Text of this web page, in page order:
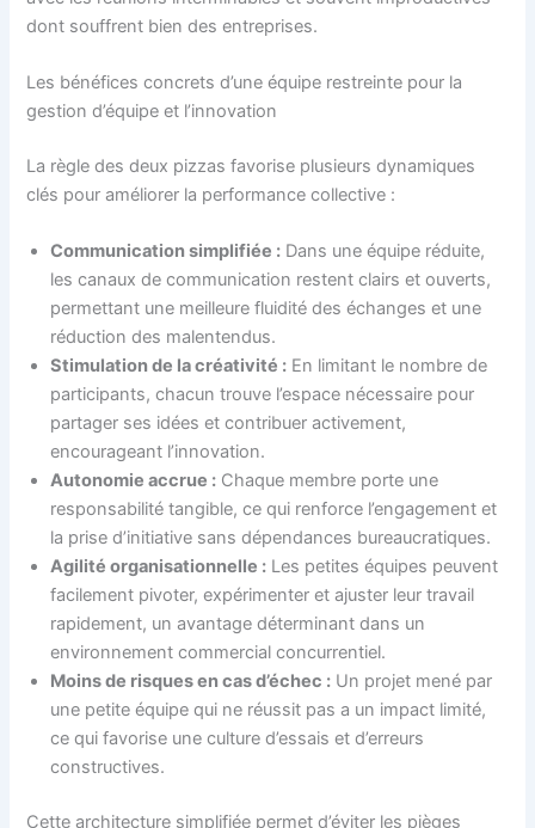
dont souffrent bien des entreprises.
Les bénéfices concrets d’une équipe restreinte pour la
gestion d’équipe et l’innovation
La règle des deux pizzas favorise plusieurs dynamiques
clés pour améliorer la performance collective :
Communication simplifiée : Dans une équipe réduite,
les canaux de communication restent clairs et ouverts,
permettant une meilleure fluidité des échanges et une
réduction des malentendus.
Stimulation de la créativité : En limitant le nombre de
participants, chacun trouve l’espace nécessaire pour
partager ses idées et contribuer activement,
encourageant l’innovation.
Autonomie accrue : Chaque membre porte une
responsabilité tangible, ce qui renforce l’engagement et
la prise d’initiative sans dépendances bureaucratiques.
Agilité organisationnelle : Les petites équipes peuvent
facilement pivoter, expérimenter et ajuster leur travail
rapidement, un avantage déterminant dans un
environnement commercial concurrentiel.
Moins de risques en cas d’échec : Un projet mené par
une petite équipe qui ne réussit pas a un impact limité,
ce qui favorise une culture d’essais et d’erreurs
constructives.
Cette architecture simplifiée permet d’éviter les pièges